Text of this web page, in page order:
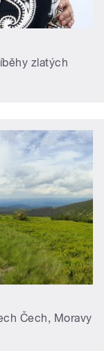
zlatých
Čech, Moravy